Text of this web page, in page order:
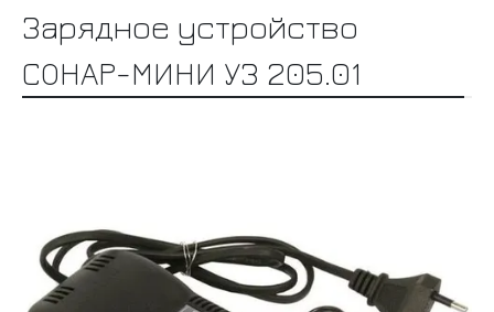
Зарядное устройство
СОНАР-МИНИ УЗ 205.01